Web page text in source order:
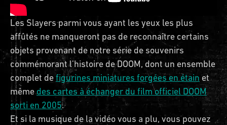
Les Slayers parmi vous ayant les yeux les plus
affûtés ne manqueront pas de reconnaître certains
objets provenant de notre série de souvenirs
commémorant l’histoire de DOOM, dont un ensemble
complet defigurines miniatures forgées en étain et
mêmedes cartes à échanger du film officiel DOOM
sorti en 2005.
Et si la musique de la vidéo vous a plu, vous pouvez